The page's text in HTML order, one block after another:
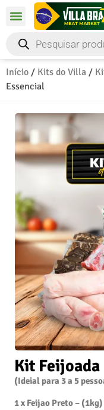
Início / Kits do Villa /
Essencial
Kit Feijoada
(Ideial para 3 a 5
1 x Feijao Preto – (1kg)